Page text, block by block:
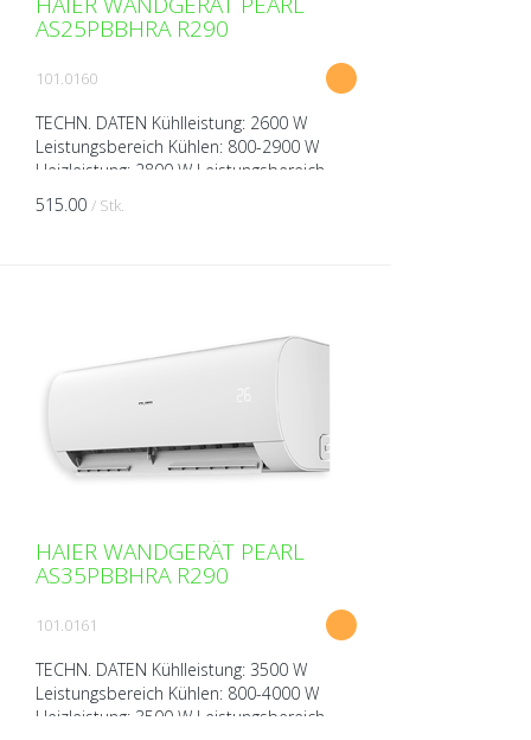
AS25PBBHRA R290
101.0160
TECHN. DATEN Kühlleistung: 2600 W
Leistungsbereich Kühlen: 800-2900 W
Heizleistung: 2800 W Leistungsbereich
Heizen: 800-2900 W Spannung: 230V über
Aussengerät Breite: 805...
515.00 / Stk.
HAIER WANDGERÄT PEARL
AS35PBBHRA R290
101.0161
TECHN. DATEN Kühlleistung: 3500 W
Leistungsbereich Kühlen: 800-4000 W
Heizleistung: 3500 W Leistungsbereich